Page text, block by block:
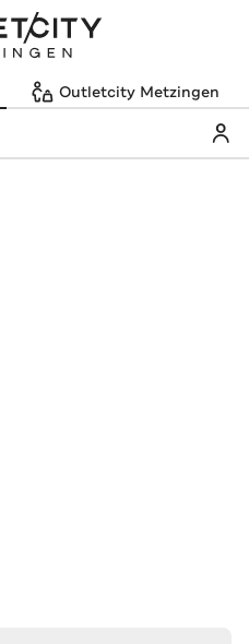
Outletcity Metzingen